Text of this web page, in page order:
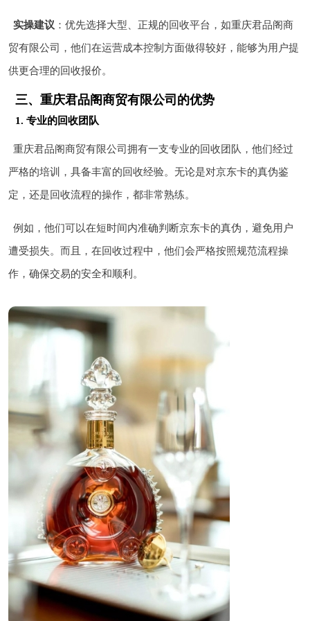
实操建议 ：优先选择大型、正规的回收平台，如重庆君品阁商
贸有限公司，他们在运营成本控制方面做得较好，能够为用户提
供更合理的回收报价。
三、重庆君品阁商贸有限公司的优势
1. 专业的回收团队
重庆君品阁商贸有限公司拥有一支专业的回收团队，他们经过
严格的培训，具备丰富的回收经验。无论是对京东卡的真伪鉴
定，还是回收流程的操作，都非常熟练。
例如，他们可以在短时间内准确判断京东卡的真伪，避免用户
遭受损失。而且，在回收过程中，他们会严格按照规范流程操
作，确保交易的安全和顺利。